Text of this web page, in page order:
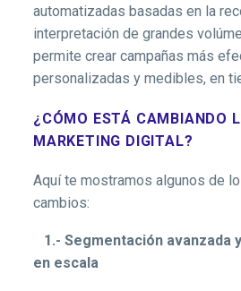
automatizadas basadas en la
interpretación de grandes
permite crear campañas más
personalizadas y medibles, en
¿CÓMO ESTÁ CAMBIANDO
MARKETING DIGITAL?
Aquí te mostramos algunos de
cambios:
1.- Segmentación avanzada
en escala